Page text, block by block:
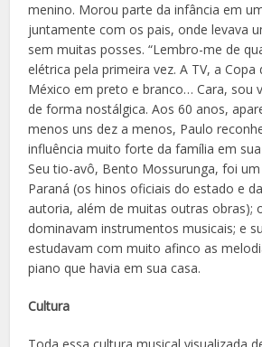
menino. Morou parte da infância em
juntamente com os pais, onde levava
sem muitas posses. “Lembro-me de
elétrica pela primeira vez. A TV, a
México em preto e branco… Cara, sou
de forma nostálgica. Aos 60 anos,
menos uns dez a menos, Paulo
influência muito forte da família em
Seu tio-avô, Bento Mossurunga, foi
Paraná (os hinos oficiais do estado e
autoria, além de muitas outras obras);
dominavam instrumentos musicais; e
estudavam com muito afinco as
piano que havia em sua casa.
Cultura